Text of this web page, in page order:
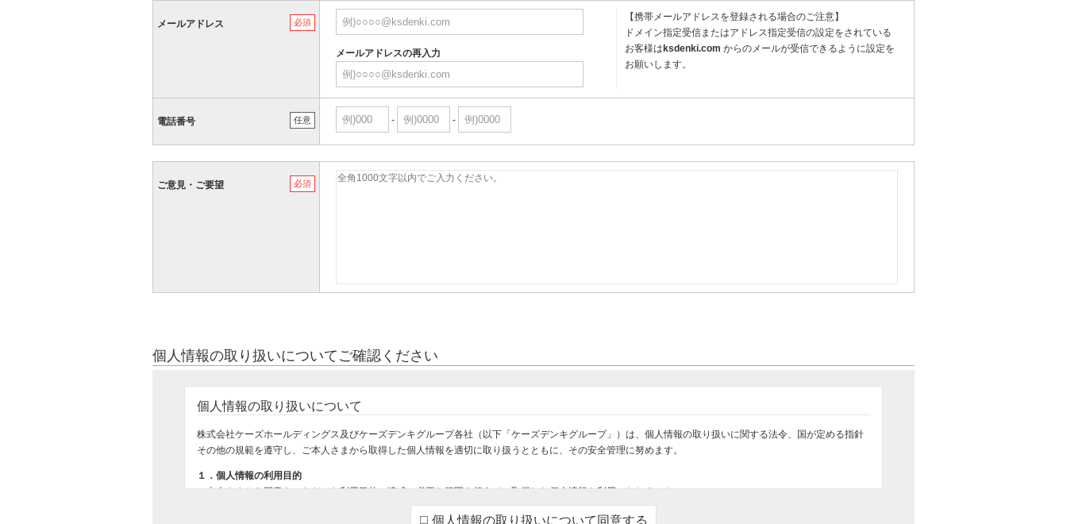
必須
メールアドレス
メールアドレスの再入力
【携帯メールアドレスを登録される場合のご注意】
ドメイン指定受信またはアドレス指定受信の設定をされている
お客様は ksdenki.com からのメールが受信できるように設定を
お願いします。
任意
電話番号 - -
必須
ご意見・ご要望
個人情報の取り扱いについてご確認ください
個人情報の取り扱いについて
株式会社ケーズホールディングス及びケーズデンキグループ各社（以下「ケーズデンキグループ」）は、個人情報の取り扱いに関する法令、国が定める指針
その他の規範を遵守し、ご本人さまから取得した個人情報を適切に取り扱うとともに、その安全管理に努めます。
１．個人情報の利用目的
ご本人さまから同意をいただいた利用目的の達成に必要な範囲を超えて、取得した個人情報を利用いたしません。
ご購入いただいた商品のお届け・設置・設定をさせていただくため
個人情報の取り扱いについて同意する